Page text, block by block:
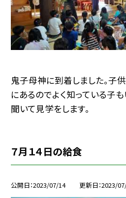
鬼子母神に到着しました。子
にあるのでよく知っている子も
聞いて見学をします。
７月１４日の給食
公開日 2023/07/14 更新日 2023/